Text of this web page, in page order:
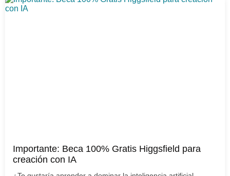
Importante: Beca 100% Gratis Higgsfield para
creación con IA